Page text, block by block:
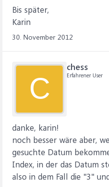
Bis später,
Karin
30. November 2012
C
chess
Erfahrener User
danke, karin!
noch besser wäre aber,
gesuchte Datum
Index, in der das Datum
also in dem Fall die "3"